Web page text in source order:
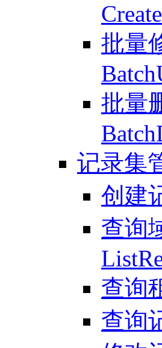
批量
批量
记录集
创建
查询
查询
查询